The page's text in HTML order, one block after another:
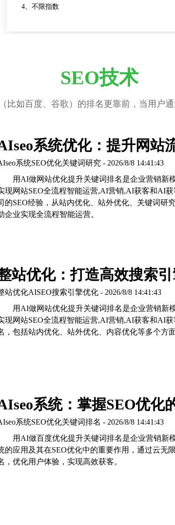
4、不限指数
SEO技术
比如百度、谷歌）的排名更靠前，当用户
系统优化：提升网站
系统SEO优化关键词研究 - 2026/8/8 14:41:43
用AI做网站优化提升关键词排名是企业营销新
现网站SEO全流程智能运营,AI营销,AI获客和AI
的SEO经验，从站内优化、站外优化、关键词研
企业实现全流程智能运营。
站优化：打造高效搜索
站优化AISEO搜索引擎优化 - 2026/8/8 14:41:43
用AI做网站优化提升关键词排名是企业营销新
现网站SEO全流程智能运营,AI营销,AI获客和AI
，包括站内优化、站外优化、内容优化等多个方
系统：掌握SEO优化
系统SEO优化关键词排名 - 2026/8/8 14:41:43
用AI做百度优化提升关键词排名是企业营销新
的应用及其在SEO优化中的重要作用，通过云无
，优化用户体验，实现高效获客。